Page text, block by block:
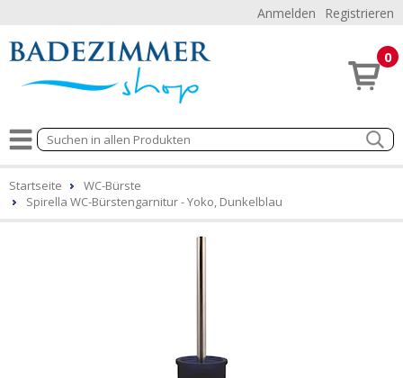
Anmelden Registrieren
0
Startseite
WC-Bürste
Spirella WC-Bürstengarnitur - Yoko, Dunkelblau